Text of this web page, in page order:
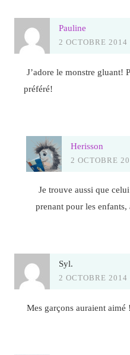
Pauline
2 OCTOBRE
J’adore le monstre gluant!
préféré!
Herisson
2 OCTOBRE
Je trouve aussi que
prenant pour les
Syl.
2 OCTOBRE
Mes garçons auraient aimé !